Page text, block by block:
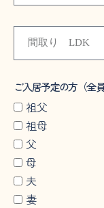
ご入居予定の方（全
祖父
祖母
父
母
夫
妻